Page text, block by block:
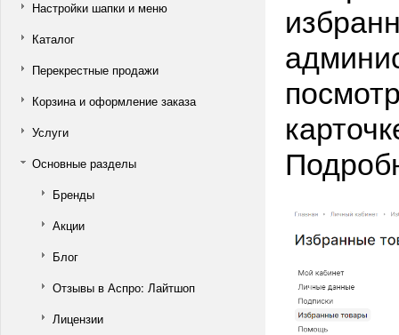
Настройки шапки и меню
Каталог
Перекрестные продажи
Корзина и оформление заказа
Услуги
Основные разделы
Бренды
Акции
Блог
Отзывы в Аспро: Лайтшоп
Лицензии